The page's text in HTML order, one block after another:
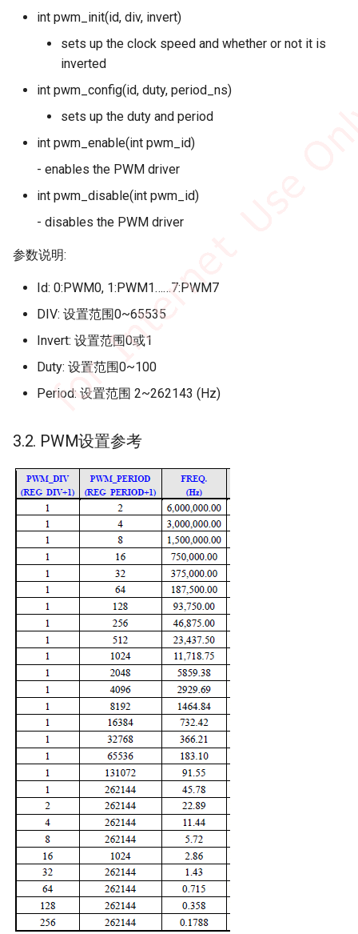
int pwm_init(id, div, invert)
sets up the clock speed and whether or not it is
inverted
int pwm_config(id, duty, period_ns)
sets up the duty and period
int pwm_enable(int pwm_id)
- enables the PWM driver
int pwm_disable(int pwm_id)
- disables the PWM driver
参数说明:
Id: 0:PWM0, 1:PWM1……7:PWM7
DIV: 设置范围0~65535
Invert: 设置范围0或1
Duty: 设置范围0~100
Period: 设置范围 2~262143 (Hz)
3.2. PWM设置参考